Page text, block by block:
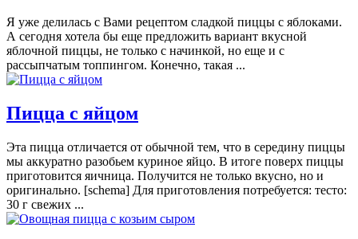
Я уже делилась с Вами рецептом сладкой пиццы с яблоками.
А сегодня хотела бы еще предложить вариант вкусной
яблочной пиццы, не только с начинкой, но еще и с
рассыпчатым топпингом. Конечно, такая ...
Пицца с яйцом
Эта пицца отличается от обычной тем, что в середину пиццы
мы аккуратно разобьем куриное яйцо. В итоге поверх пиццы
приготовится яичница. Получится не только вкусно, но и
оригинально. [schema] Для приготовления потребуется: тесто:
30 г свежих ...